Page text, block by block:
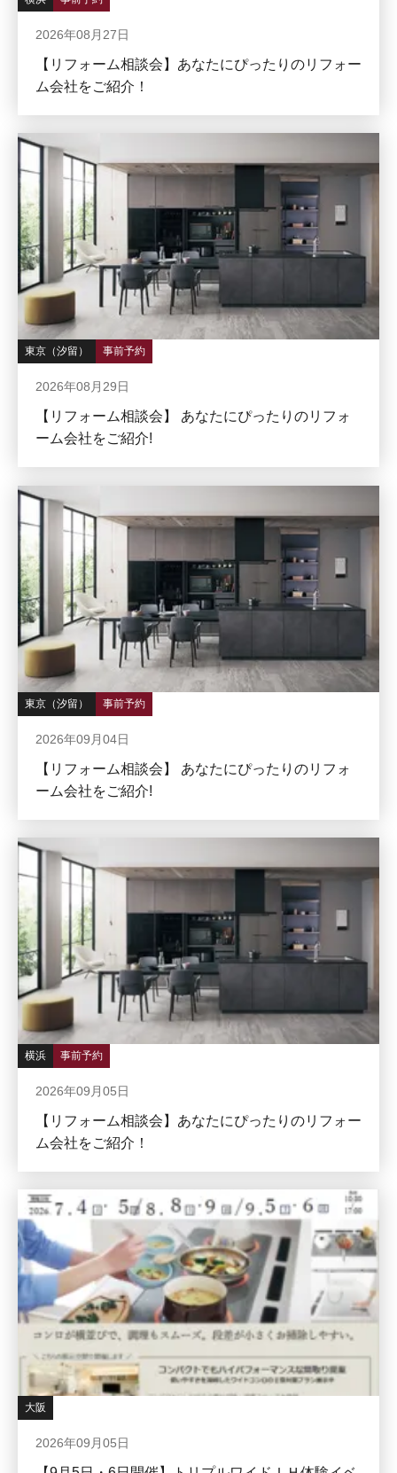
2026年08月27日
【リフォーム相談会】あなたにぴったりのリフォー
ム会社をご紹介！
東京（汐留） 事前予約
2026年08月29日
【リフォーム相談会】 あなたにぴったりのリフォ
ーム会社をご紹介!
東京（汐留） 事前予約
2026年09月04日
【リフォーム相談会】 あなたにぴったりのリフォ
ーム会社をご紹介!
横浜 事前予約
2026年09月05日
【リフォーム相談会】あなたにぴったりのリフォー
ム会社をご紹介！
大阪
2026年09月05日